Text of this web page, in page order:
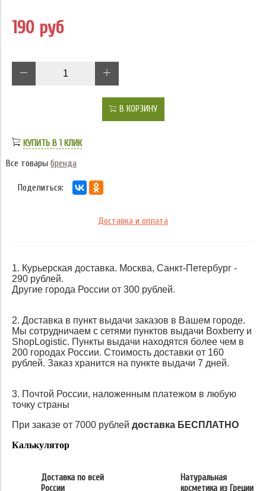
190 руб
В КОРЗИНУ
КУПИТЬ В 1 КЛИК
Все товары бренда
Поделиться:
Доставка и оплата
1. Курьерская доставка. Москва, Санкт-Петербург -
290 рублей.
Другие города России от 300 рублей.
2. Доставка в пункт выдачи заказов в Вашем городе.
Мы сотрудничаем с сетями пунктов выдачи Boxberry и
ShopLogistic. Пункты выдачи находятся более чем в
200 городах России. Стоимость доставки от 160
рублей. Заказ хранится на пункте выдачи 7 дней.
3. Почтой России, наложенным платежом в любую
точку страны
При заказе от 7000 рублей доставка БЕСПЛАТНО
Калькулятор
Доставка по всей
России
Натуральная
косметика из Греции